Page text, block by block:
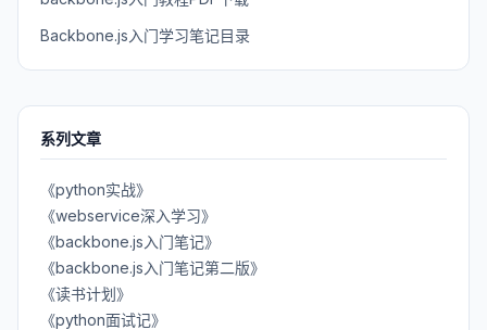
Backbone.js入门学习笔记目录
系列文章
《python实战》
《webservice深入学习》
《backbone.js入门笔记》
《backbone.js入门笔记第二版》
《读书计划》
《python面试记》